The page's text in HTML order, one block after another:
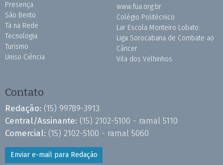
Presença
São Bento
Tá na Rede
Tecnologia
Turismo
Uniso Ciência
www.fua.org.br
Colégio Politécnico
Lar Escola Monteiro Lobato
Liga Sorocabana de Combate ao
Câncer
Vila dos Velhinhos
Contato
Redação: (15) 99789-3913
Central/Assinante: (15) 2102-5100 - ramal 5110
Comercial: (15) 2102-5100 - ramal 5060
Enviar e-mail para Redação